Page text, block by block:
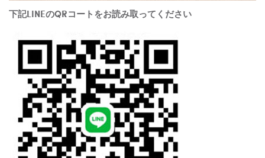
下記LINEのQRコートをお読み取ってください